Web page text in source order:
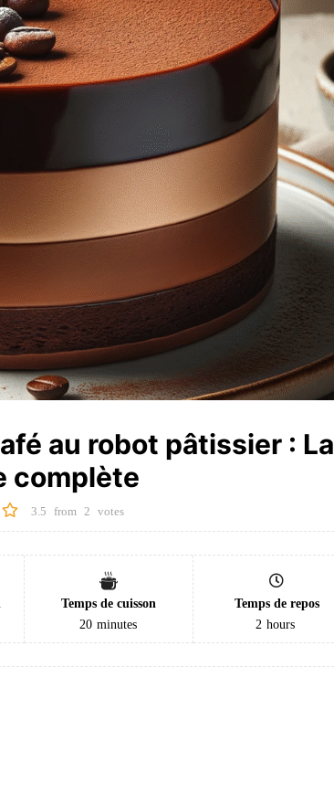
au robot pâtissier : La
complète
3.5 from 2 votes
Temps de cuisson
20 minutes
Temps de repos
2 hours